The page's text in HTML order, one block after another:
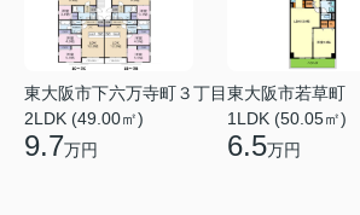
東大阪市下六万寺町３丁目
2LDK (49.00㎡)
9.7万円
東大阪市若草町
1LDK (50.05㎡)
6.5万円